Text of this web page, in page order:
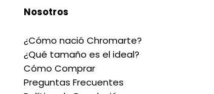
Nosotros
¿Cómo nació Chromarte?
¿Qué tamaño es el ideal?
Cómo Comprar
Preguntas Frecuentes